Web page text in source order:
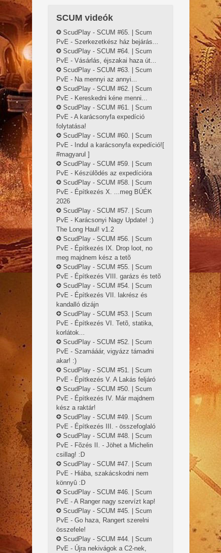
SCUM videók
ScudPlay - SCUM #65. | Scum
PvE - Szerkezetkész ház bejárás...
ScudPlay - SCUM #64. | Scum
PvE - Vásárlás, éjszakai haza út...
ScudPlay - SCUM #63. | Scum
PvE - Na mennyi az annyi...
ScudPlay - SCUM #62. | Scum
PvE - Kereskedni kéne menni...
ScudPlay - SCUM #61. | Scum
PvE - A karácsonyfa expedíció
folytatása!
ScudPlay - SCUM #60. | Scum
PvE - Indul a karácsonyfa expedíció![
#magyarul ]
ScudPlay - SCUM #59. | Scum
PvE - Készülõdés az expedícióra
ScudPlay - SCUM #58. | Scum
PvE - Építkezés X. ...meg BÚÉK
2026
ScudPlay - SCUM #57. | Scum
PvE - Karácsonyi Nagy Update! :)
The Long Haul! v1.2
ScudPlay - SCUM #56. | Scum
PvE - Építkezés IX. Drop loot, no
meg majdnem kész a tetõ
ScudPlay - SCUM #55. | Scum
PvE - Építkezés VIII. garázs és tetõ
ScudPlay - SCUM #54. | Scum
PvE - Építkezés VII. lakrész és
kandalló dizájn
ScudPlay - SCUM #53. | Scum
PvE - Építkezés VI. Tetõ, statika,
korlátok...
ScudPlay - SCUM #52. | Scum
PvE - Szamááár, vigyázz támadni
akar! :)
ScudPlay - SCUM #51. | Scum
PvE - Építkezés V. A Lakás feljáró
ScudPlay - SCUM #50. | Scum
PvE - Építkezés IV. Már majdnem
kész a raktár!
ScudPlay - SCUM #49. | Scum
PvE - Építkezés III. - összefoglaló
ScudPlay - SCUM #48. | Scum
PvE - Fõzés II. - Jöhet a Michelin
csillag! :D
ScudPlay - SCUM #47. | Scum
PvE - Hiába, szakácskodni nem
könnyû :D
ScudPlay - SCUM #46. | Scum
PvE - A Ranger nagy szervízt kap!
ScudPlay - SCUM #45. | Scum
PvE - Go haza, Rangert szerelni
összefele!
ScudPlay - SCUM #44. | Scum
PvE - Újra nekivágok a C2-nek,